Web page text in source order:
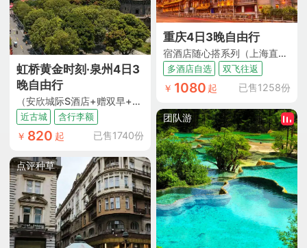
虹桥黄金时刻·泉州4日3
晚自由行
（安欣城际S酒店+赠双早+地理位置优越邻美食街+近古城开元寺+含托运行李额）
近古城 含行李额
￥ 820 起 已售1740份
点评种草
重庆4日3晚自由行
宿酒店随心搭系列（上海直飞重庆 酒店任选3晚连住｜多酒店多房型可选）
多酒店自选 双飞往返
￥ 1080 起 已售1258份
团队游